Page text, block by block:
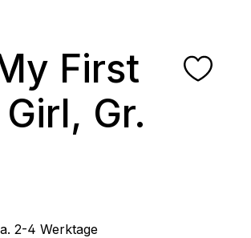
First
Gr.
2-4 Werktage